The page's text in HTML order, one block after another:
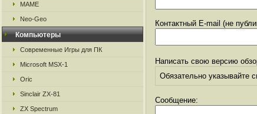
MAME
Neo-Geo
Компьютеры
Современные Игры для ПК
Microsoft MSX-1
Oric
Sinclair ZX-81
ZX Spectrum
Контактный E-mail (не
Написать свою версию
Обязательно указывайте
Сообщение: